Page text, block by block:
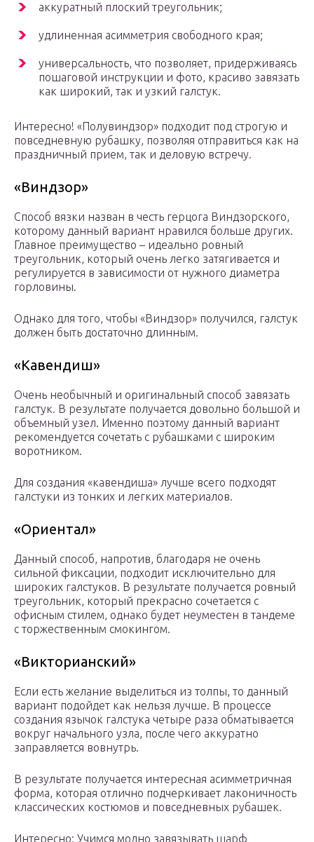
аккуратный плоский треугольник;
удлиненная асимметрия свободного края;
универсальность, что позволяет, придерживаясь
пошаговой инструкции и фото, красиво завязать
как широкий, так и узкий галстук.
Интересно! «Полувиндзор» подходит под строгую и
повседневную рубашку, позволяя отправиться как на
праздничный прием, так и деловую встречу.
«Виндзор»
Способ вязки назван в честь герцога Виндзорского,
которому данный вариант нравился больше других.
Главное преимущество – идеально ровный
треугольник, который очень легко затягивается и
регулируется в зависимости от нужного диаметра
горловины.
Однако для того, чтобы «Виндзор» получился, галстук
должен быть достаточно длинным.
«Кавендиш»
Очень необычный и оригинальный способ завязать
галстук. В результате получается довольно большой и
объемный узел. Именно поэтому данный вариант
рекомендуется сочетать с рубашками с широким
воротником.
Для создания «кавендиша» лучше всего подходят
галстуки из тонких и легких материалов.
«Ориентал»
Данный способ, напротив, благодаря не очень
сильной фиксации, подходит исключительно для
широких галстуков. В результате получается ровный
треугольник, который прекрасно сочетается с
офисным стилем, однако будет неуместен в тандеме
с торжественным смокингом.
«Викторианский»
Если есть желание выделиться из толпы, то данный
вариант подойдет как нельзя лучше. В процессе
создания язычок галстука четыре раза обматывается
вокруг начального узла, после чего аккуратно
заправляется вовнутрь.
В результате получается интересная асимметричная
форма, которая отлично подчеркивает лаконичность
классических костюмов и повседневных рубашек.
Интересно: Учимся модно завязывать шарф